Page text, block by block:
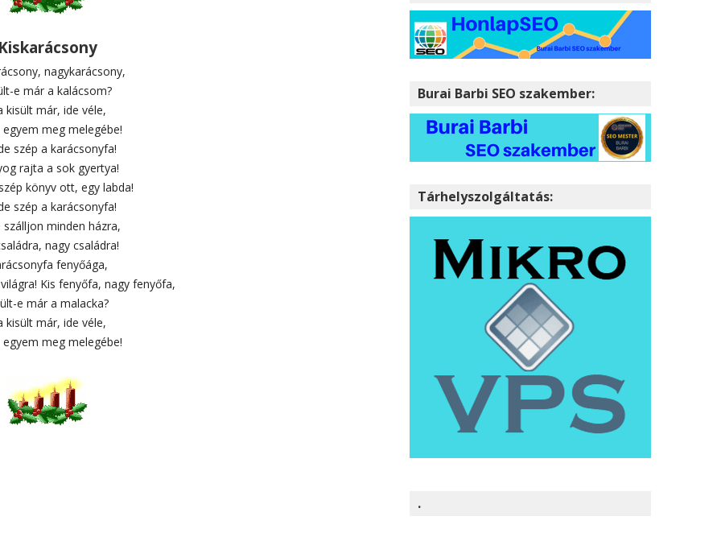
Kiskarácsony
nagykarácsony,
e már a kalácsom?
kisült már, ide véle,
egyem meg melegébe!
szép a karácsonyfa!
rajta a sok gyertya!
könyv ott, egy labda!
szép a karácsonyfa!
szálljon minden házra,
nagy családra!
fenyőága,
Kis fenyőfa, nagy fenyőfa,
e már a malacka?
kisült már, ide véle,
egyem meg melegébe!
Burai Barbi SEO szakember:
Tárhelyszolgáltatás:
.